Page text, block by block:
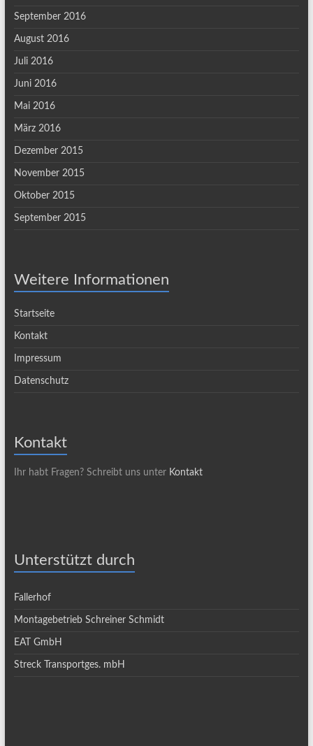
September 2016
August 2016
Juli 2016
Juni 2016
Mai 2016
März 2016
Dezember 2015
November 2015
Oktober 2015
September 2015
Weitere Informationen
Startseite
Kontakt
Impressum
Datenschutz
Kontakt
Ihr habt Fragen? Schreibt uns unter Kontakt
Unterstützt durch
Fallerhof
Montagebetrieb Schreiner Schmidt
EAT GmbH
Streck Transportges. mbH